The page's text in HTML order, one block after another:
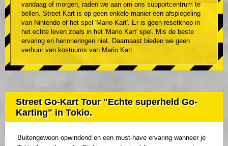
vandaag of morgen, raden we aan om ons supportcentrum te
bellen. Street Kart is op geen enkele manier een afspiegeling
van Nintendo of het spel 'Mario Kart'. Er is geen resetknop in
het echte leven zoals in het 'Mario Kart' spel. Mis de beste
ervaring en herinneringen niet. Daarnaast bieden we geen
verhuur van kostuums van Mario Kart.
Street Go-Kart Tour "Echte superheld Go-
Karting" in Tokio.
Buitengewoon opwindend en een must-have ervaring wanneer je